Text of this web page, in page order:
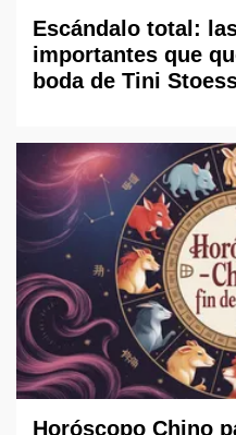
Escándalo total:
importantes que
boda de Tini
Horóscopo Chino